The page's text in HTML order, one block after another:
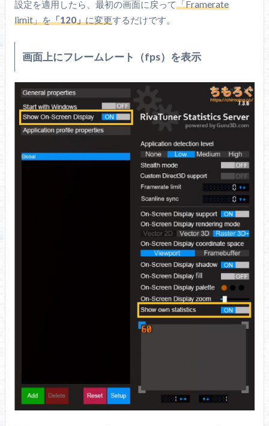
設定を適用したら、最初の画面に戻って「Framerate
limit」を「120」に変更するだけです。
画面上にフレームレート（fps）を表示